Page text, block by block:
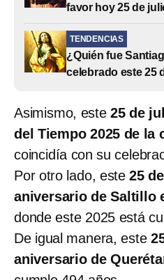
favor hoy 25 de
TENDENCIAS
¿Quién fue
celebrado este 25
Asimismo, este25 de
del Tiempo 2025 de la
coincidía con su
Por otro lado, este 25
aniversario de Saltillo
donde este 2025 está
De igual manera, este
aniversario de